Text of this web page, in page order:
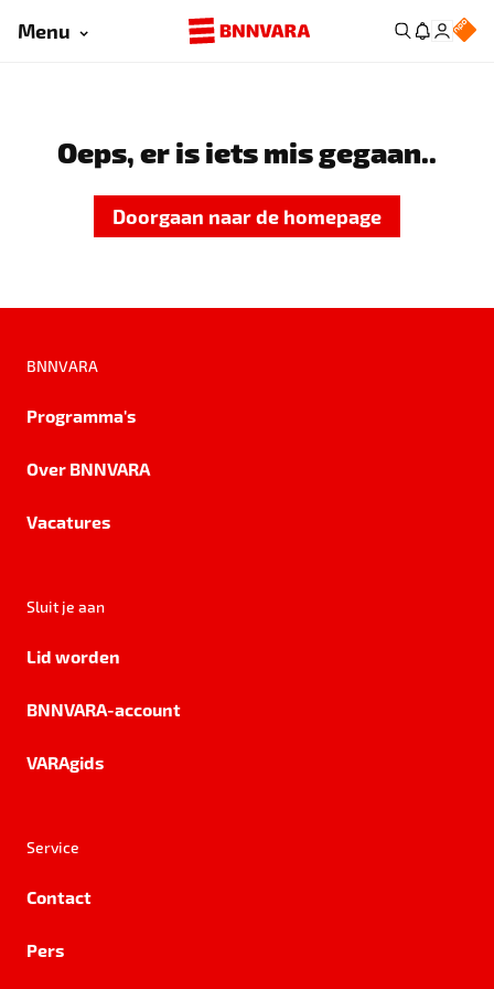
Menu
Oeps, er is iets mis gegaan..
Doorgaan naar de homepage
BNNVARA
Programma's
Over BNNVARA
Vacatures
Sluit je aan
Lid worden
BNNVARA-account
VARAgids
Service
Contact
Pers